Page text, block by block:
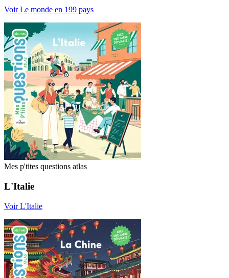
Voir Le monde en 199 pays
Mes p'tites questions atlas
L'Italie
Voir L'Italie